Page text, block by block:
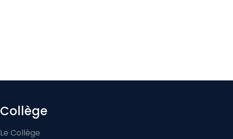
Collège
Le Collège